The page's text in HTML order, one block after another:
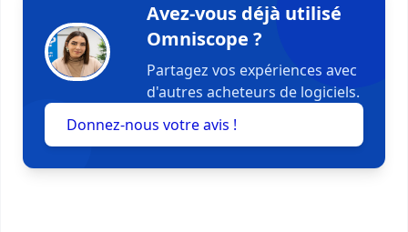
Avez-vous déjà utilisé
Omniscope ?
Partagez vos expériences avec
d'autres acheteurs de logiciels.
Donnez-nous votre avis !